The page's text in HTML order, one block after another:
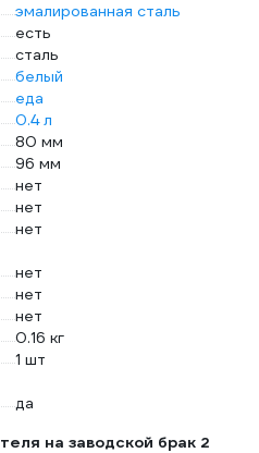
эмалированная сталь
есть
сталь
белый
еда
0.4 л
80 мм
96 мм
нет
нет
нет
нет
нет
нет
0.16 кг
1 шт
да
на заводской брак 2